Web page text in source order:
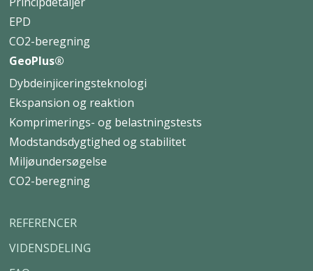
EPD
CO2-beregning
GeoPlus®
Dybdeinjiceringsteknologi
Ekspansion og reaktion
Komprimerings- og belastningstests
Modstandsdygtighed og stabilitet
Miljøundersøgelse
CO2-beregning
REFERENCER
VIDENSDELING